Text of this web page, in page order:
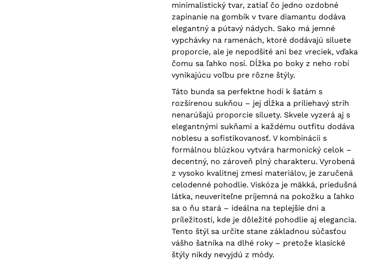
minimalistický tvar, zatiaľ čo jedno ozdobné
zapínanie na gombík v tvare diamantu dodáva
elegantný a pútavý nádych. Sako má jemné
vypchávky na ramenách, ktoré dodávajú siluete
proporcie, ale je nepodšité ani bez vreciek, vďaka
čomu sa ľahko nosí. Dĺžka po boky z neho robí
vynikajúcu voľbu pre rôzne štýly.
Táto bunda sa perfektne hodí k šatám s
rozšírenou sukňou – jej dĺžka a priliehavý strih
nenarúšajú proporcie siluety. Skvele vyzerá aj s
elegantnými sukňami a každému outfitu dodáva
noblesu a sofistikovanosť. V kombinácii s
formálnou blúzkou vytvára harmonický celok –
decentný, no zároveň plný charakteru. Vyrobená
z vysoko kvalitnej zmesi materiálov, je zaručená
celodenné pohodlie. Viskóza je mäkká, priedušná
látka, neuveriteľne príjemná na pokožku a ľahko
sa o ňu stará – ideálna na teplejšie dni a
príležitosti, kde je dôležité pohodlie aj elegancia.
Tento štýl sa určite stane základnou súčasťou
vášho šatníka na dlhé roky – pretože klasické
štýly nikdy nevyjdú z módy.